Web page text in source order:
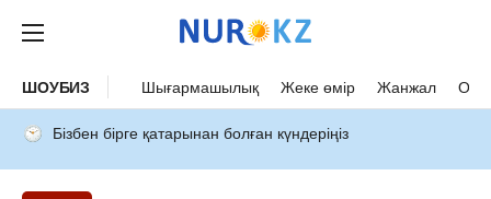
ШОУБИЗ Шығармашылық Жеке өмір Жанжал
Бізбен бірге қатарынан болған күндеріңіз